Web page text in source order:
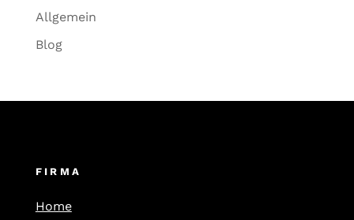
Allgemein
Blog
FIRMA
Home